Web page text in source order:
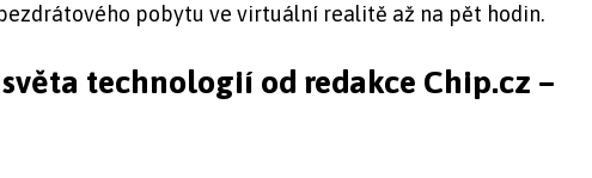
pobytu ve virtuální realitě až na pět hodin.
technologií od redakce Chip.cz –